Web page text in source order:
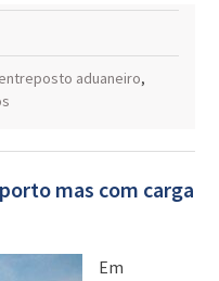
entreposto aduaneiro,
mas com carga
Em